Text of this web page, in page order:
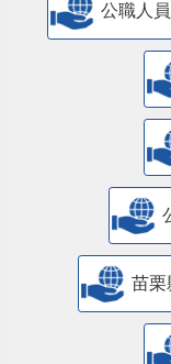
公職人
苗栗